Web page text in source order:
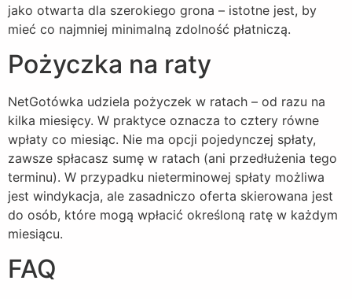
jako otwarta dla szerokiego grona – istotne jest, by
mieć co najmniej minimalną zdolność płatniczą.
Pożyczka na raty
NetGotówka udziela pożyczek w ratach – od razu na
kilka miesięcy. W praktyce oznacza to cztery równe
wpłaty co miesiąc. Nie ma opcji pojedynczej spłaty,
zawsze spłacasz sumę w ratach (ani przedłużenia tego
terminu). W przypadku nieterminowej spłaty możliwa
jest windykacja, ale zasadniczo oferta skierowana jest
do osób, które mogą wpłacić określoną ratę w każdym
miesiącu.
FAQ